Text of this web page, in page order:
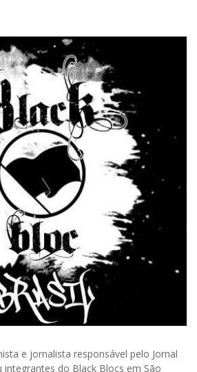
e jornalista responsável pelo Jornal
integrantes do Black Blocs em São